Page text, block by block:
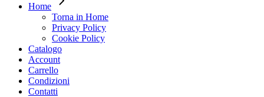
Home
Torna in Home
Privacy Policy
Cookie Policy
Catalogo
Account
Carrello
Condizioni
Contatti